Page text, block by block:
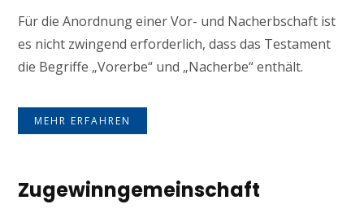
Für die Anordnung einer Vor- und Nacherbschaft ist
es nicht zwingend erforderlich, dass das Testament
die Begriffe „Vorerbe“ und „Nacherbe“ enthält.
MEHR ERFAHREN
Zugewinngemeinschaft